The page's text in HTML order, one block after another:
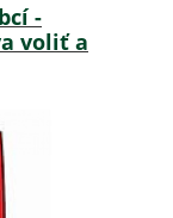
-
voliť a